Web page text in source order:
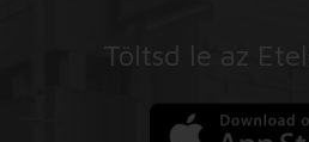
Töltsd le az